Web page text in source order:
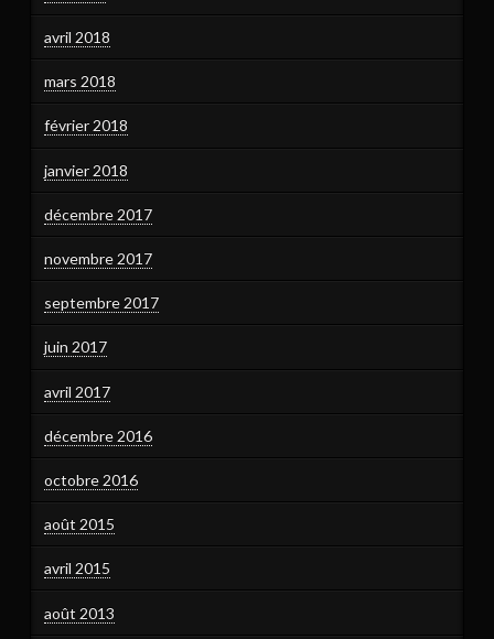
avril 2018
mars 2018
février 2018
janvier 2018
décembre 2017
novembre 2017
septembre 2017
juin 2017
avril 2017
décembre 2016
octobre 2016
août 2015
avril 2015
août 2013